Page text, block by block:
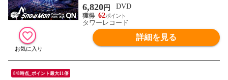
6,820円
DVD
62
タワーレコード
詳細を見る
8/8時点_ポイント最大11倍